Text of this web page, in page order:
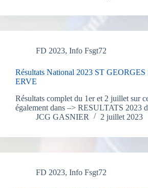
FD 2023, Info Fsgt72
Résultats National 2023 ST GEORGES
ERVE
Résultats complet du 1er et 2 juillet sur
également dans –> RESULTATS 2023
JCG GASNIER
2 juillet 2023
FD 2023, Info Fsgt72